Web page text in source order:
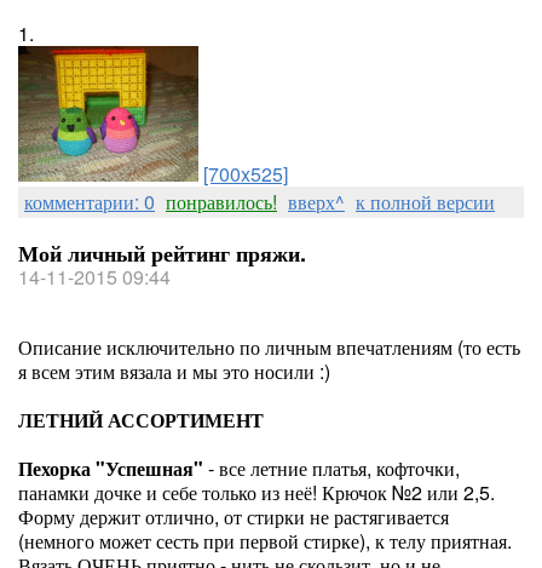
1.
[700x525]
комментарии: 0 понравилось! вверх^ к полной версии
Мой личный рейтинг пряжи.
14-11-2015 09:44
Описание исключительно по личным впечатлениям (то есть
я всем этим вязала и мы это носили :)
ЛЕТНИЙ АССОРТИМЕНТ
Пехорка "Успешная" - все летние платья, кофточки,
панамки дочке и себе только из неё! Крючок №2 или 2,5.
Форму держит отлично, от стирки не растягивается
(немного может сесть при первой стирке), к телу приятная.